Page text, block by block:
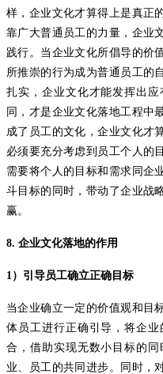
样，企业文化才算得上是真正
靠广大普通员工的力量，企业
践行。当企业文化所倡导的价
所推崇的行为成为普通员工的
扎实，企业文化才能发挥出
同，才是企业文化落地工程中
成了员工的文化，企业文化才
必须要充分考虑到员工个人的
需要将个人的目标和需求同企
斗目标的同时，带动了企业战
赢。
8. 企业文化落地的作用
1 ）引导员工确立正确目标
当企业确立一定的价值观和目
体员工进行正确引导，将企
合，借助实现无数小目标的
业、员工的共同进步。同时，